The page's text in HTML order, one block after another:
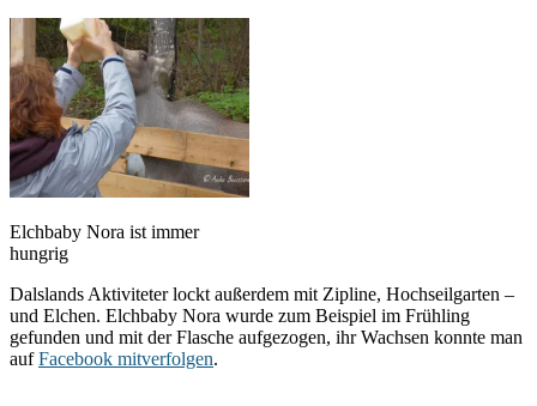
Elchbaby Nora ist immer
hungrig
Dalslands Aktiviteter lockt außerdem mit Zipline, Hochseilgarten –
und Elchen. Elchbaby Nora wurde zum Beispiel im Frühling
gefunden und mit der Flasche aufgezogen, ihr Wachsen konnte man
aufFacebook mitverfolgen.